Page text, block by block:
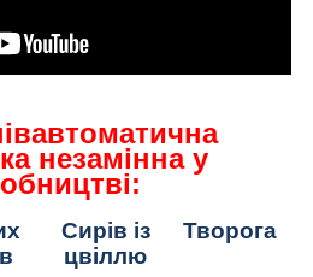
незамінна у
Сирів із
цвіллю
Творога